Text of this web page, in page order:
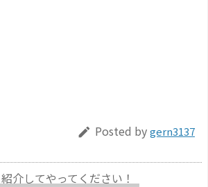
 Posted bygern3137
介してやってください！